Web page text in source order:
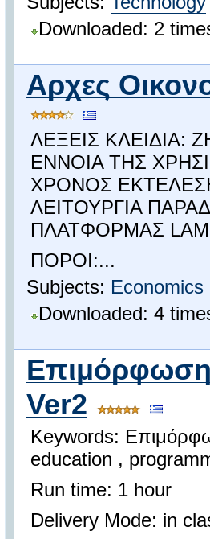
Downloaded: 2
Αρχες
ΛΕΞΕΙΣ
ΕΝΝΟΙΑ ΤΗΣ
ΧΡΟΝΟΣ
ΛΕΙΤΟΥΡΓΙΑ
ΠΛΑΤΦΟΡΜΑΣ
ΠΟΡΟΙ:...
Subjects: Economics
Downloaded: 4
Ver2
Keywords:
education ,
Run time: 1 hour
Delivery Mode: in